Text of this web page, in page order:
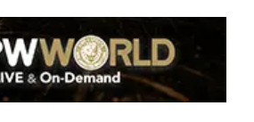
について